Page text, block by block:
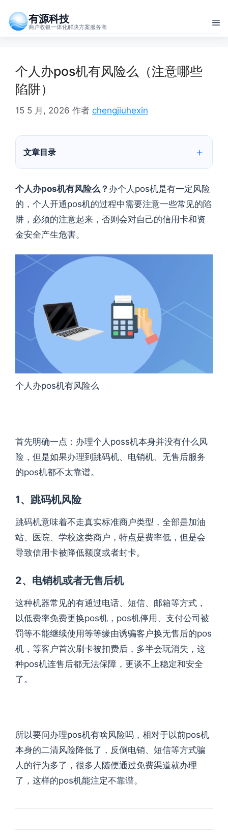
有源科技
商户收银一体化解决方案服务商 菜
个人办pos机有风险么（注意哪些
陷阱）
15 5 月, 2026 作者 chengjiuhexin
文章目录
个人办pos机有风险么？ 办个人pos机是有一定风险
的，个人开通pos机的过程中需要注意一些常见的陷
阱，必须的注意起来，否则会对自己的信用卡和资
金安全产生危害。
个人办pos机有风险么
首先明确一点：办理个人poss机本身并没有什么风
险，但是如果办理到跳码机、电销机、无售后服务
的pos机都不太靠谱。
1、跳码机风险
跳码机意味着不走真实标准商户类型，全部是加油
站、医院、学校这类商户，特点是费率低，但是会
导致信用卡被降低额度或者封卡。
2、电销机或者无售后机
这种机器常见的有通过电话、短信、邮箱等方式，
以低费率免费更换pos机，pos机停用、支付公司被
罚等不能继续使用等等缘由诱骗客户换无售后的pos
机，等客户首次刷卡被扣费后，多半会玩消失，这
种pos机连售后都无法保障，更谈不上稳定和安全
了。
所以要问办理pos机有啥风险吗，相对于以前pos机
本身的二清风险降低了，反倒电销、短信等方式骗
人的行为多了，很多人随便通过免费渠道就办理
了，这样的pos机能注定不靠谱。